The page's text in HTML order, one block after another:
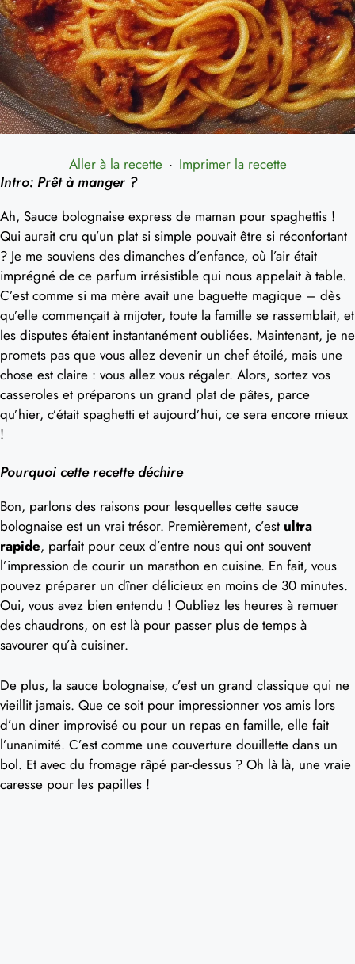
Aller à la recette · Imprimer la recette
Intro: Prêt à manger ?
Ah, Sauce bolognaise express de maman pour spaghettis !
Qui aurait cru qu’un plat si simple pouvait être si réconfortant
? Je me souviens des dimanches d’enfance, où l’air était
imprégné de ce parfum irrésistible qui nous appelait à table.
C’est comme si ma mère avait une baguette magique – dès
qu’elle commençait à mijoter, toute la famille se rassemblait, et
les disputes étaient instantanément oubliées. Maintenant, je ne
promets pas que vous allez devenir un chef étoilé, mais une
chose est claire : vous allez vous régaler. Alors, sortez vos
casseroles et préparons un grand plat de pâtes, parce
qu’hier, c’était spaghetti et aujourd’hui, ce sera encore mieux
!
Pourquoi cette recette déchire
Bon, parlons des raisons pour lesquelles cette sauce
bolognaise est un vrai trésor. Premièrement, c’est ultra
rapide, parfait pour ceux d’entre nous qui ont souvent
l’impression de courir un marathon en cuisine. En fait, vous
pouvez préparer un dîner délicieux en moins de 30 minutes.
Oui, vous avez bien entendu ! Oubliez les heures à remuer
des chaudrons, on est là pour passer plus de temps à
savourer qu’à cuisiner.
De plus, la sauce bolognaise, c’est un grand classique qui ne
vieillit jamais. Que ce soit pour impressionner vos amis lors
d’un diner improvisé ou pour un repas en famille, elle fait
l’unanimité. C’est comme une couverture douillette dans un
bol. Et avec du fromage râpé par-dessus ? Oh là là, une vraie
caresse pour les papilles !